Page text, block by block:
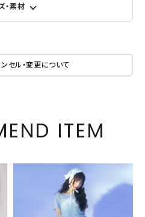
・素材
セル・変更について
ITEM